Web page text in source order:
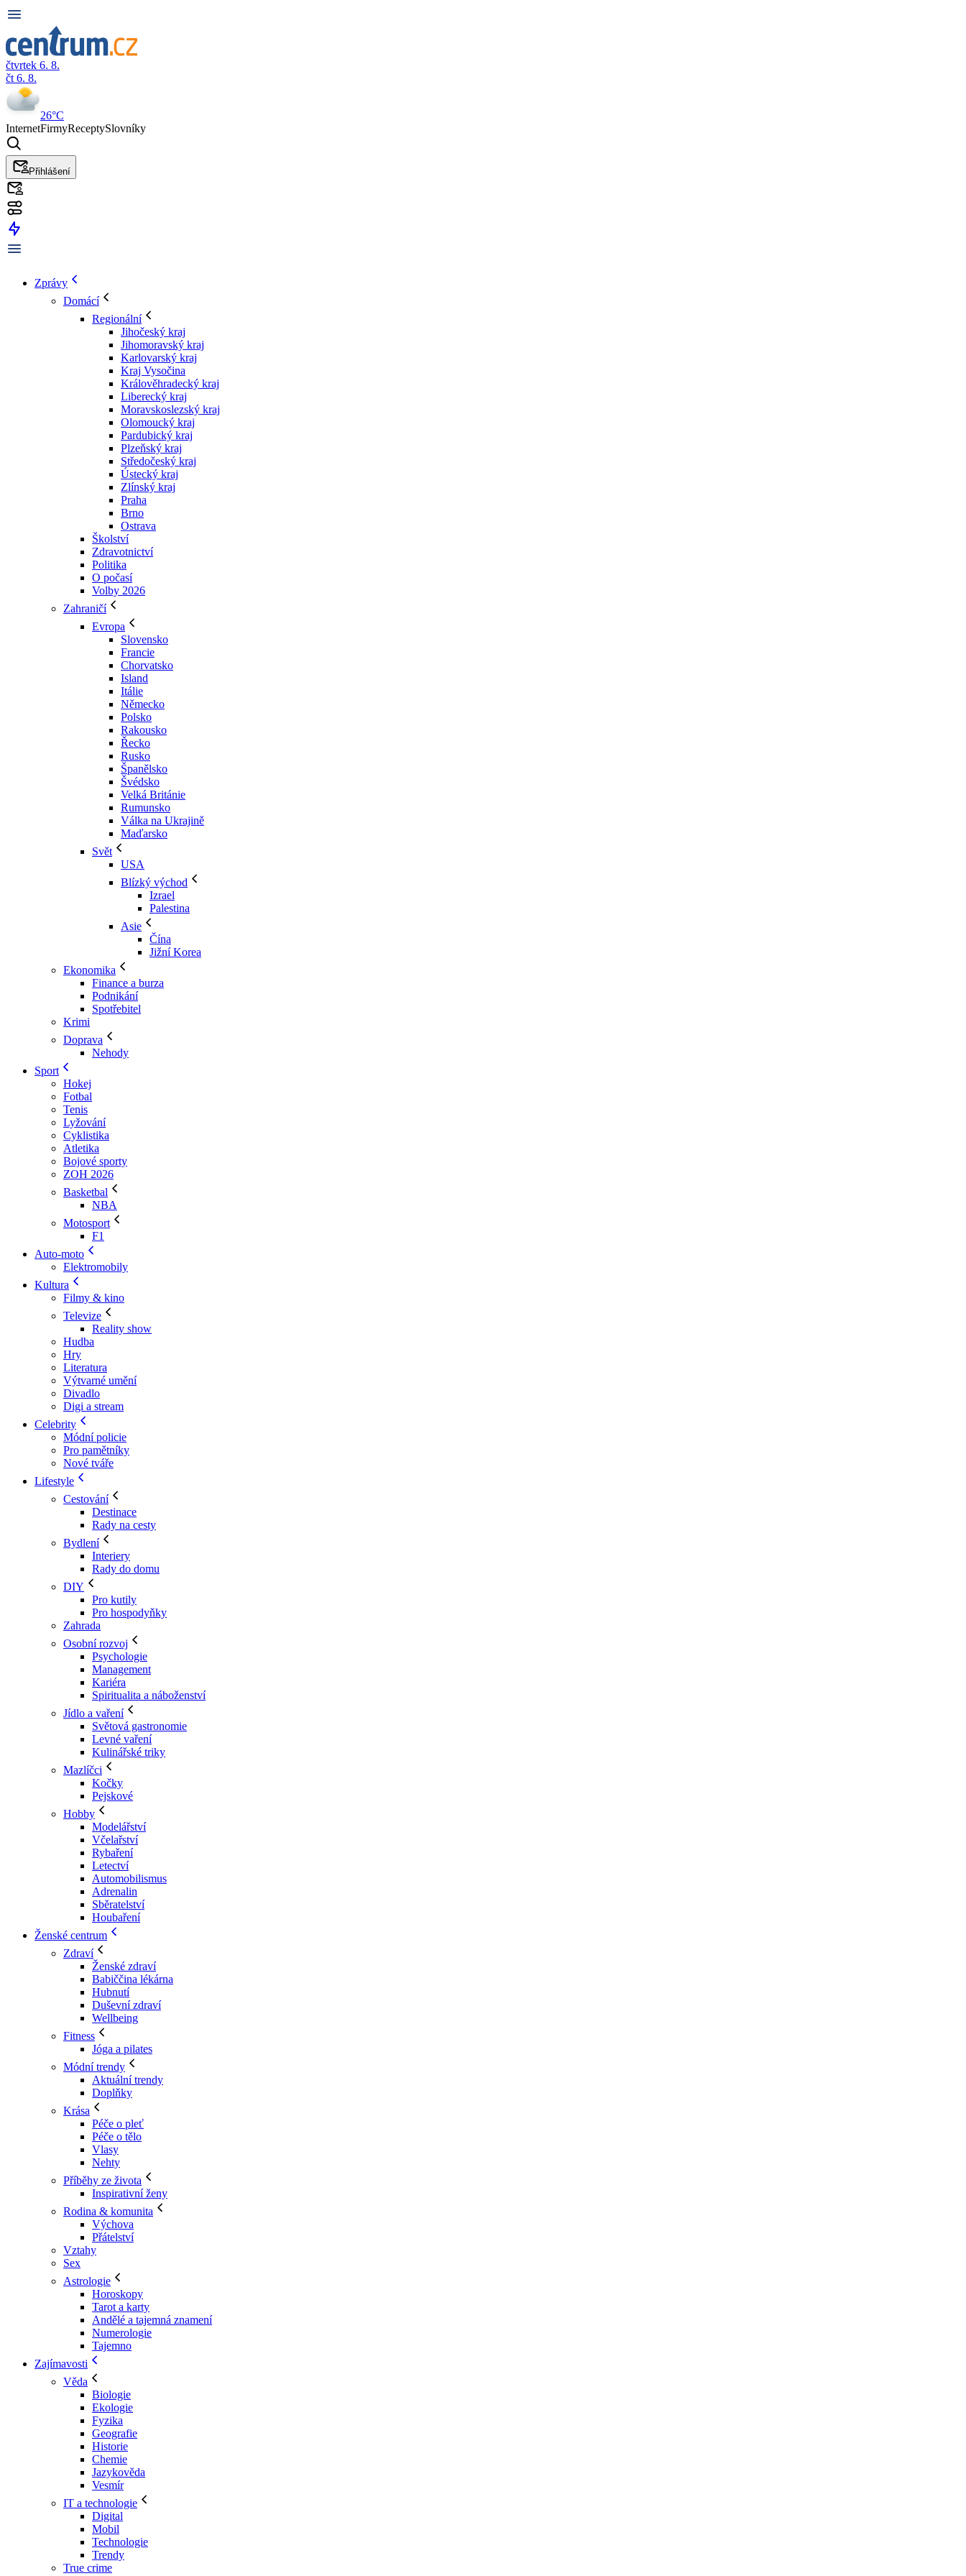
čtvrtek 6. 8.
čt 6. 8.
26°C
InternetFirmyReceptySlovníky
Přihlášení
Zprávy
Domácí
Regionální
Jihočeský kraj
Jihomoravský kraj
Karlovarský kraj
Kraj Vysočina
Králověhradecký kraj
Liberecký kraj
Moravskoslezský kraj
Olomoucký kraj
Pardubický kraj
Plzeňský kraj
Středočeský kraj
Ústecký kraj
Zlínský kraj
Praha
Brno
Ostrava
Školství
Zdravotnictví
Politika
O počasí
Volby 2026
Zahraničí
Evropa
Slovensko
Francie
Chorvatsko
Island
Itálie
Německo
Polsko
Rakousko
Řecko
Rusko
Španělsko
Švédsko
Velká Británie
Rumunsko
Válka na Ukrajině
Maďarsko
Svět
USA
Blízký východ
Izrael
Palestina
Asie
Čína
Jižní Korea
Ekonomika
Finance a burza
Podnikání
Spotřebitel
Krimi
Doprava
Nehody
Sport
Hokej
Fotbal
Tenis
Lyžování
Cyklistika
Atletika
Bojové sporty
ZOH 2026
Basketbal
NBA
Motosport
F1
Auto-moto
Elektromobily
Kultura
Filmy & kino
Televize
Reality show
Hudba
Hry
Literatura
Výtvarné umění
Divadlo
Digi a stream
Celebrity
Módní policie
Pro pamětníky
Nové tváře
Lifestyle
Cestování
Destinace
Rady na cesty
Bydlení
Interiery
Rady do domu
DIY
Pro kutily
Pro hospodyňky
Zahrada
Osobní rozvoj
Psychologie
Management
Kariéra
Spiritualita a náboženství
Jídlo a vaření
Světová gastronomie
Levné vaření
Kulinářské triky
Mazlíčci
Kočky
Pejskové
Hobby
Modelářství
Včelařství
Rybaření
Letectví
Automobilismus
Adrenalin
Sběratelství
Houbaření
Ženské centrum
Zdraví
Ženské zdraví
Babiččina lékárna
Hubnutí
Duševní zdraví
Wellbeing
Fitness
Jóga a pilates
Módní trendy
Aktuální trendy
Doplňky
Krása
Péče o pleť
Péče o tělo
Vlasy
Nehty
Příběhy ze života
Inspirativní ženy
Rodina & komunita
Výchova
Přátelství
Vztahy
Sex
Astrologie
Horoskopy
Tarot a karty
Andělé a tajemná znamení
Numerologie
Tajemno
Zajímavosti
Věda
Biologie
Ekologie
Fyzika
Geografie
Historie
Chemie
Jazykověda
Vesmír
IT a technologie
Digital
Mobil
Technologie
Trendy
True crime